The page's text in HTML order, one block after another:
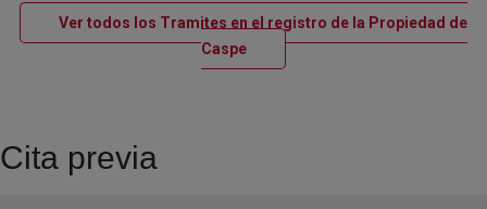
Ver todos los Tramites en el registro de la Propiedad de
CaspeVentana nueva
Cita previa